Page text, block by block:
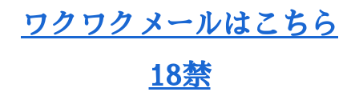
ワクワクメールはこちら
18禁